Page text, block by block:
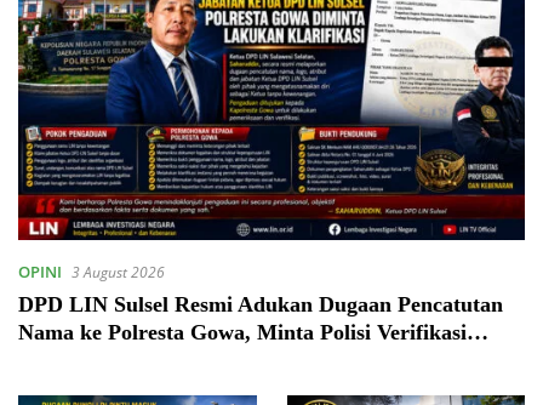
OPINI 3 August 2026
DPD LIN Sulsel Resmi Adukan Dugaan Pencatutan
Nama ke Polresta Gowa, Minta Polisi Verifikasi